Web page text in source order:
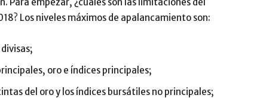
Los niveles máximos de apalancamiento son:
oro e índices principales;
del oro y los índices bursátiles no principales;